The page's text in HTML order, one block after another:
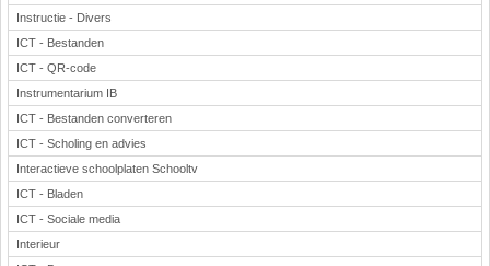
Instructie - Divers
ICT - Bestanden
ICT - QR-code
Instrumentarium IB
ICT - Bestanden converteren
ICT - Scholing en advies
Interactieve schoolplaten Schooltv
ICT - Bladen
ICT - Sociale media
Interieur